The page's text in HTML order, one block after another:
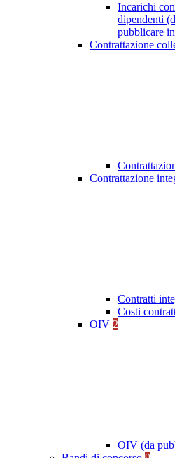
Incarichi
dipendenti
pubblicare
Contrattazione
Contrattazione
Contratti
Costi
OIV 2
OIV (da